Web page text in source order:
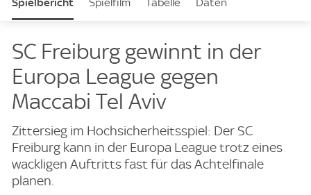
e
SC Freiburg gewinnt in der
Europa League gegen
Maccabi Tel Aviv
Zittersieg im Hochsicherheitsspiel: Der SC
Freiburg kann in der Europa League trotz eines
wackligen Auftritts fast für das Achtelfinale
planen.